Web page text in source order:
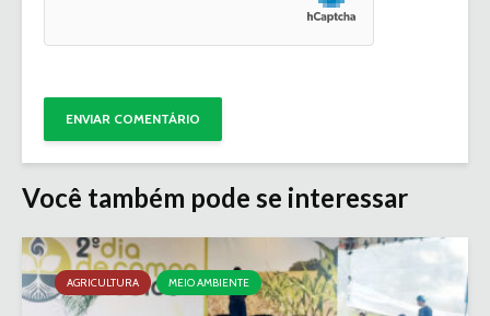
Você também pode se interessar
AGRICULTURA MEIO AMBIENTE